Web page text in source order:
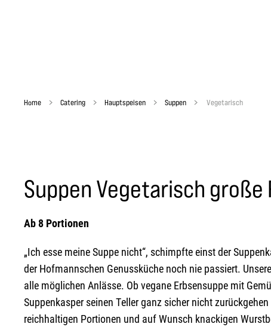
Home Catering Hauptspeisen Suppen Vegetarisch
Suppen Vegetarisch große
Ab 8 Portionen
„Ich esse meine Suppe nicht“, schimpfte einst der
der Hofmannschen Genussküche noch nie passiert.
alle möglichen Anlässe. Ob vegane Erbsensuppe mit
Suppenkasper seinen Teller ganz sicher nicht
reichhaltigen Portionen und auf Wunsch knackigen